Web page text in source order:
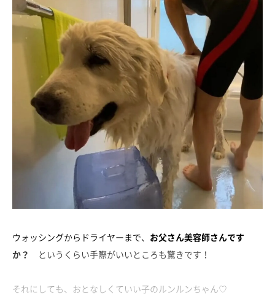
ウォッシングからドライヤーまで、 お父さん美容師さんです
か？
というくらい手際がいいところも驚きです！
それにしても、おとなしくていい子のルンルンちゃん♡